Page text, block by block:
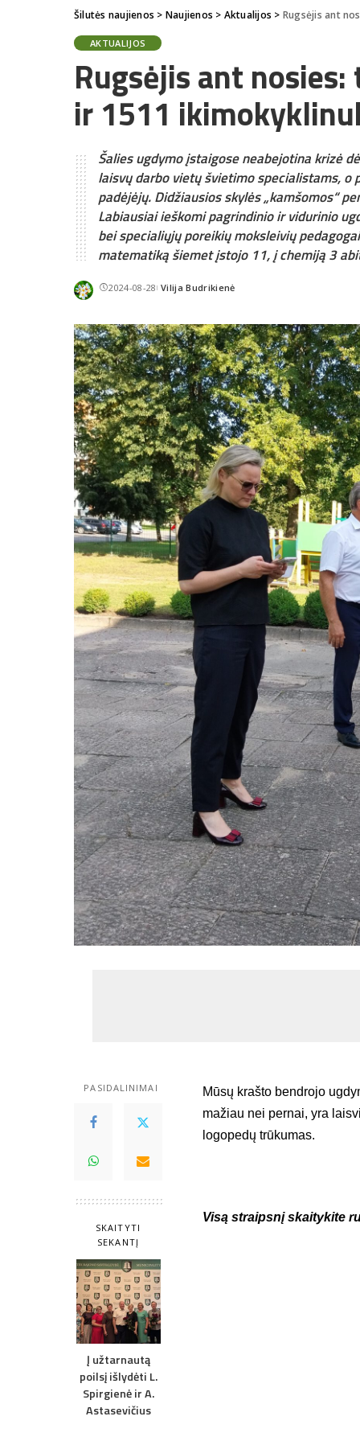
Šilutės naujienos > Naujienos > Aktualijos > Rugsėjis ant
AKTUALIJOS
Rugsėjis ant
ir 1511
Šalies ugdymo įstaigose neabejotina krizė
laisvų darbo vietų švietimo specialistams,
padėjėjų. Didžiausios skylės „kamšomos“
Labiausiai ieškomi pagrindinio ir vidurinio
bei specialiųjų poreikių moksleivių
matematiką šiemet įstojo 11, į chemiją 3
2024-08-28Posted
Vilija Budrikienė
PASIDALINIMAI
SKAITYTI
SEKANTĮ
Į užtarnautą
poilsį išlydėti L.
Spirgienė ir A.
Astasevičius
Mūsų krašto bendrojo
mažiau nei pernai, yra
logopedų trūkumas.
Visą straipsnį skaitykite